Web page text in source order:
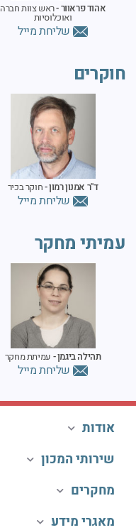
אהוד פראוור -ראש צוות חברה
ואוכלוסיות
שליחת מייל
חוקרים
ד"ר אמנון רמון -חוקר בכיר
שליחת מייל
עמיתי מחקר
תהילה ביגמן - עמיתת מחקר
שליחת מייל
אודות
שירותי המכון
מחקרים
מאגרי מידע